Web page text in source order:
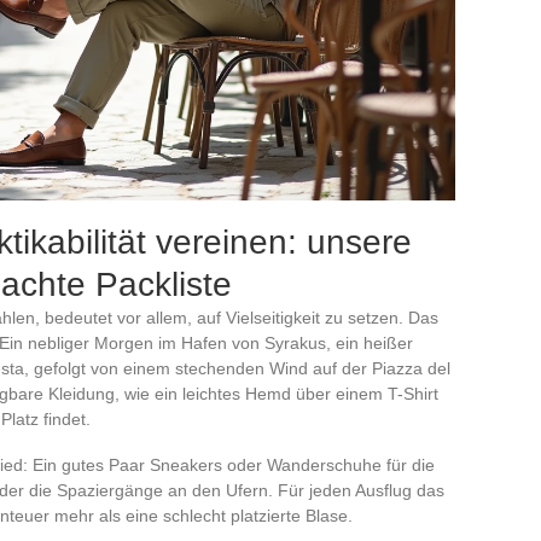
vereinen: unsere
Packliste
bedeutet vor allem, auf Vielseitigkeit zu setzen. Das
nebliger Morgen im Hafen von Syrakus, ein heißer
gefolgt von einem stechenden Wind auf der Piazza del
Kleidung, wie ein leichtes Hemd über einem T-Shirt
findet.
Ein gutes Paar Sneakers oder Wanderschuhe für die
die Spaziergänge an den Ufern. Für jeden Ausflug das
mehr als eine schlecht platzierte Blase.